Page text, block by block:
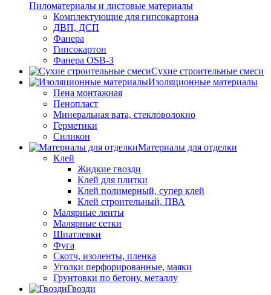
Пиломатериалы и листовые материалы
Комплектующие для гипсокартона
ДВП, ДСП
Фанера
Гипсокартон
Фанера OSB-3
Сухие строительные смеси
Изоляционные материалы
Пена монтажная
Пенопласт
Минеральная вата, стекловолокно
Герметики
Силикон
Материалы для отделки
Клей
Жидкие гвозди
Клей для плитки
Клей полимерный, супер клей
Клей строительный, ПВА
Малярные ленты
Малярные сетки
Шпатлевки
Фуга
Скотч, изоленты, пленка
Уголки перфорированные, маяки
Грунтовки по бетону, металлу
Гвозди